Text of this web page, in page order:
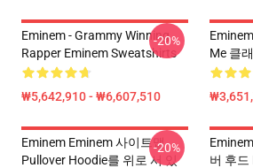
Eminem - Grammy Winning
Rapper Eminem Sweatshirts
₩5,642,910 - ₩6,607,510
-20%
Me 클
Eminem Eminem 사이트맵
Pullover Hoodie를 위로 서 있
-20%
버 후드